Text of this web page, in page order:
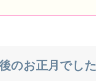
のお正月でした